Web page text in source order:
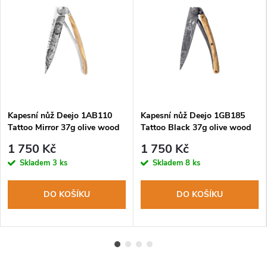
Kapesní nůž Deejo 1AB110
Tattoo Mirror 37g olive wood
1 750 Kč
Skladem 3 ks
DO KOŠÍKU
Kapesní nůž Deejo 1GB185
Tattoo Black 37g olive wood
1 750 Kč
Skladem 8 ks
DO KOŠÍKU